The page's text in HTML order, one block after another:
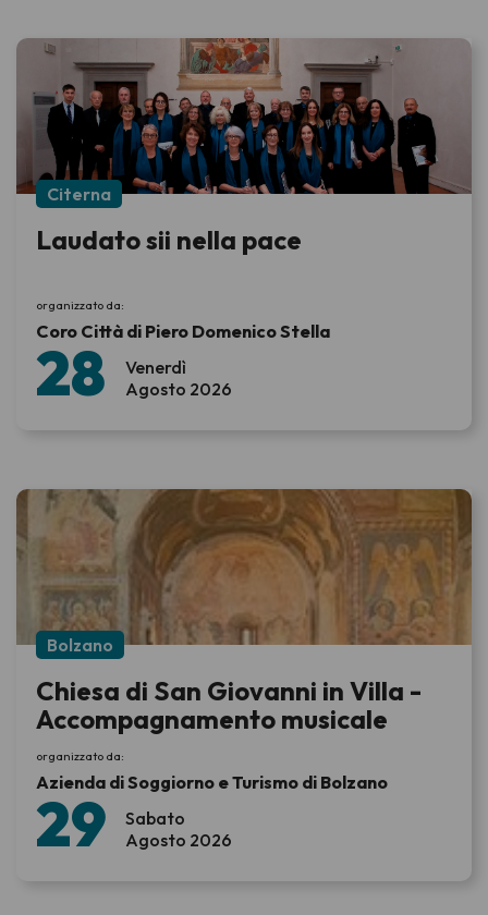
Venerdì
28 Agosto 2026
Citerna
Laudato sii nella pace
organizzato da:
Coro Città di Piero Domenico Stella
Sabato
29 Agosto 2026
Bolzano
Chiesa di San Giovanni in Villa -
Accompagnamento musicale
organizzato da:
Azienda di Soggiorno e Turismo di Bolzano